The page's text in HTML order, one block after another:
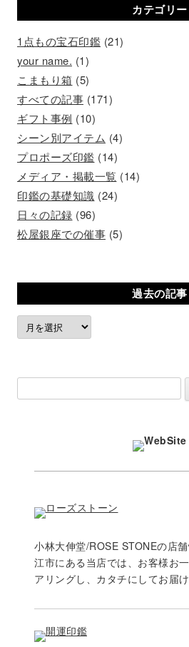
カテゴリー
1点もの宝石印鑑 (21)
your name. (1)
こまもり箱 (5)
すべての記事 (171)
ギフト事例 (10)
シーン別アイテム (4)
プロポーズ印鑑 (14)
メディア・掲載一覧 (14)
印鑑の基礎知識 (24)
日々の記録 (96)
松屋銀座での催事 (5)
過去の記事
去
小林大伸堂/ROSE STONEの店
江市にある当店では、お客様お
アリングし、カタチにしてお届け